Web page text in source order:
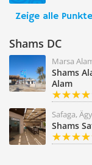
Zeige alle
Shams DC
Marsa
Shams
Alam
Safaga,
Shams